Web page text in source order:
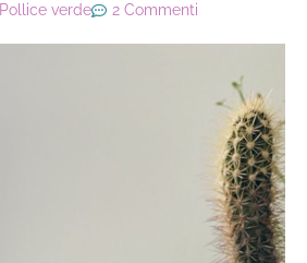
Pollice verde 2 Commenti